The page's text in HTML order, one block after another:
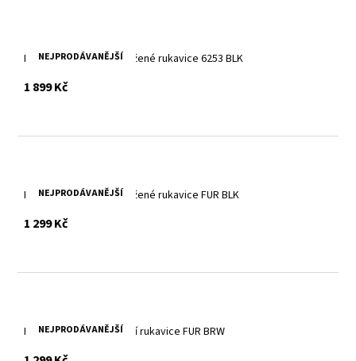
NEJPRODÁVANĚJŠÍ
Dámské zimní černé kožené rukavice 6253 BLK
1 899 Kčs DPH
NEJPRODÁVANĚJŠÍ
Dámské černé zimní kožené rukavice FUR BLK
1 299 Kčs DPH
NEJPRODÁVANĚJŠÍ
Hnědé kožešinové zimní rukavice FUR BRW